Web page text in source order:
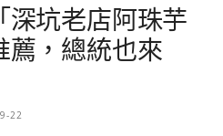
深坑老店阿珠芋
薦，總統也來
22